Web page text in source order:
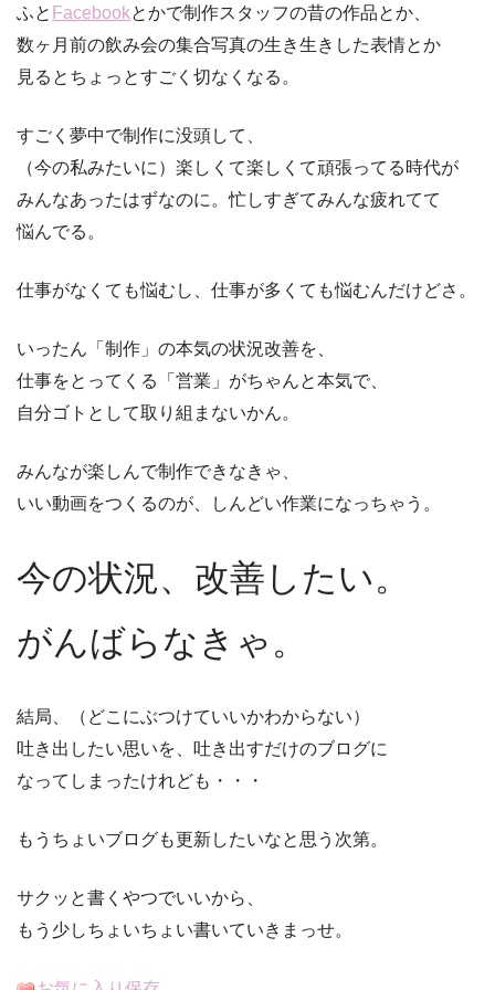
ふと Facebookとかで制作スタッフの昔の作品とか、
数ヶ月前の飲み会の集合写真の生き生きした表情とか
見るとちょっとすごく切なくなる。
すごく夢中で制作に没頭して、
（今の私みたいに）楽しくて楽しくて頑張ってる時代が
みんなあったはずなのに。忙しすぎてみんな疲れてて
悩んでる。
仕事がなくても悩むし、仕事が多くても悩むんだけどさ。
いったん「制作」の本気の状況改善を、
仕事をとってくる「営業」がちゃんと本気で、
自分ゴトとして取り組まないかん。
みんなが楽しんで制作できなきゃ、
いい動画をつくるのが、しんどい作業になっちゃう。
今の状況、改善したい。
がんばらなきゃ。
結局、（どこにぶつけていいかわからない）
吐き出したい思いを、吐き出すだけのブログに
なってしまったけれども・・・
もうちょいブログも更新したいなと思う次第。
サクッと書くやつでいいから、
もう少しちょいちょい書いていきまっせ。